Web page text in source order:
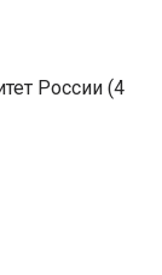
России (4